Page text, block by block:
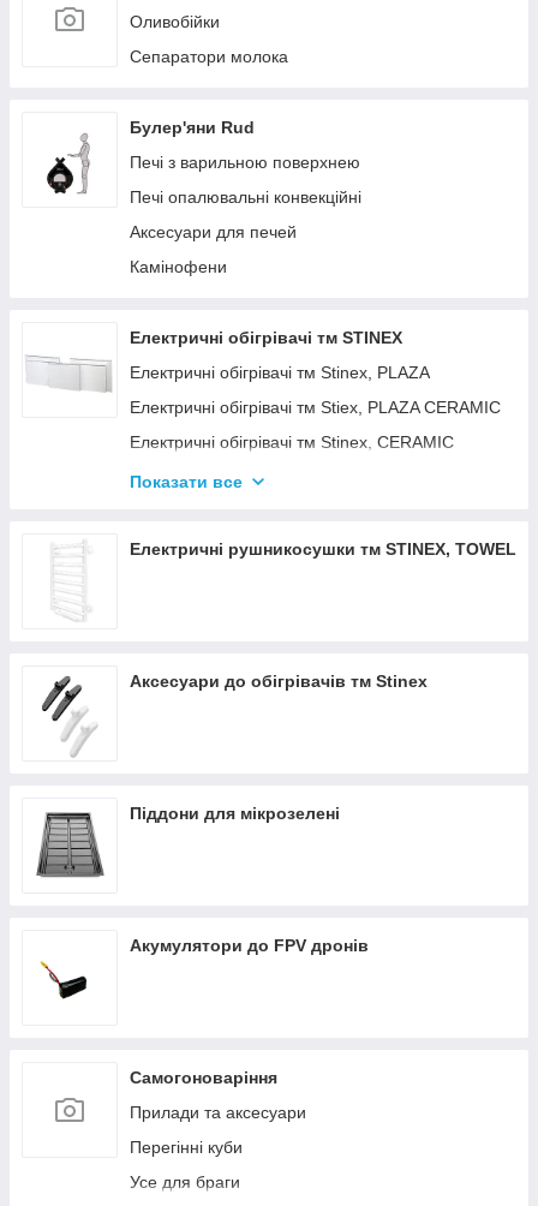
Оливобійки
Сепаратори молока
Булер'яни Rud
Печі з варильною поверхнею
Печі опалювальні конвекційні
Аксесуари для печей
Камінофени
Електричні обігрівачі тм STINEX
Електричні обігрівачі тм Stinex, PLAZA
Електричні обігрівачі тм Stiex, PLAZA CERAMIC
Електричні обігрівачі тм Stinex, CERAMIC
Електричні обігрівачі тм Stinex, COMBIE
Показати все
Електричні рушникосушки тм STINEX, TOWEL
Аксесуари до обігрівачів тм Stinex
Піддони для мікрозелені
Акумулятори до FPV дронів
Самогоноваріння
Прилади та аксесуари
Перегінні куби
Усе для браги